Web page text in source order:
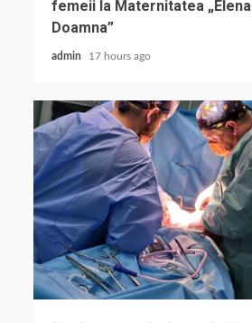
femeii la Maternitatea „Elena
Doamna”
admin 17 hours ago